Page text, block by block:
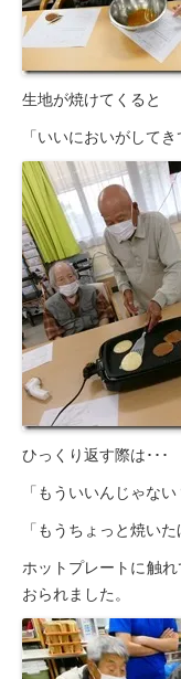
生地が焼けてくると
「いいにおいがして
ひっくり返す際は･･･
「もういいんじゃない
「もうちょっと焼いた
ホットプレートに触
おられました。